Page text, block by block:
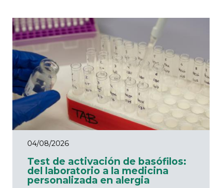
04/08/2026
Test de activación de basófilos:
del laboratorio a la medicina
personalizada en alergia